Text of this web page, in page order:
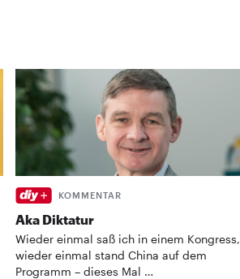
KOMMENTAR
Aka Diktatur
Wieder einmal saß ich in einem Kongress,
wieder einmal stand China auf dem
Programm – dieses Mal …